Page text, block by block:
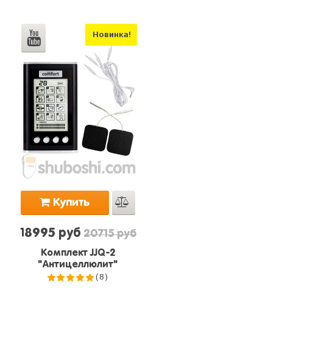
Новинка!
Купить
18995 руб20715 руб
Комплект JJQ-2
"Антицеллюлит"
(8)